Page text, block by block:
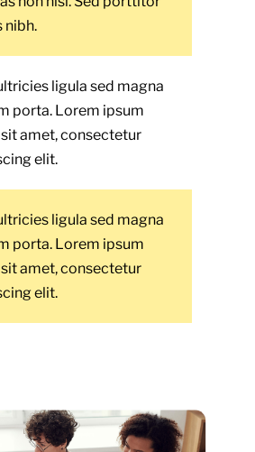
nibh.
ligula sed magna
porta. Lorem ipsum
amet, consectetur
elit.
ligula sed magna
porta. Lorem ipsum
amet, consectetur
elit.